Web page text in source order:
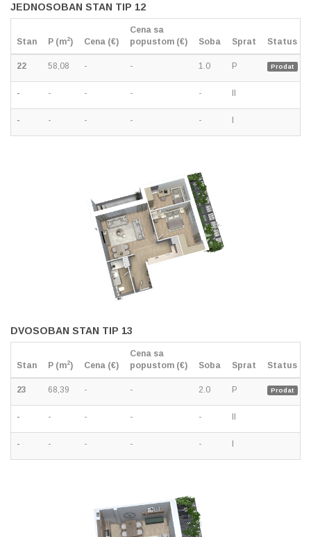
JEDNOSOBAN STAN TIP 12
Stan P (m2) Cena (€)
Cena sa
popustom (€)
Soba Sprat Status
22 58,08 - - 1.0 P Prodat
- - - - - II
- - - - - I
DVOSOBAN STAN TIP 13
Stan P (m2) Cena (€)
Cena sa
popustom (€)
Soba Sprat Status
23 68,39 - - 2.0 P Prodat
- - - - - II
- - - - - I